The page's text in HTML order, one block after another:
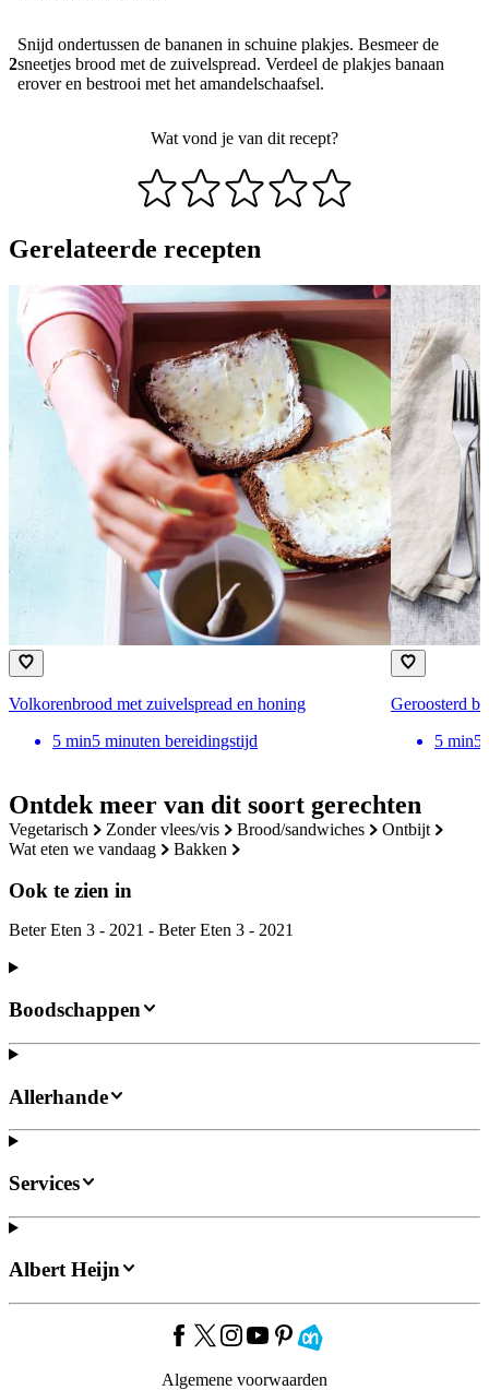
Ontdek meer van dit soort gerechten
vegetarisch zonder vlees/vis brood/sandwiches
ontbijt
wat eten we vandaag
bakken
Ook te zien in
Beter Eten 3 - 2021 - Beter Eten 3 - 2021
2
Snijd ondertussen de bananen in schuine plakjes. Besmeer de
sneetjes brood met de zuivelspread. Verdeel de plakjes banaan
erover en bestrooi met het amandelschaafsel.
Wat vond je van dit recept?
Gerelateerde recepten
Volkorenbrood met zuivelspread en honing
5 min5 minuten bereidingstijd
Geroosterd
5 min5
Boodschappen
Allerhande
Services
Albert Heijn
Algemene voorwaarden